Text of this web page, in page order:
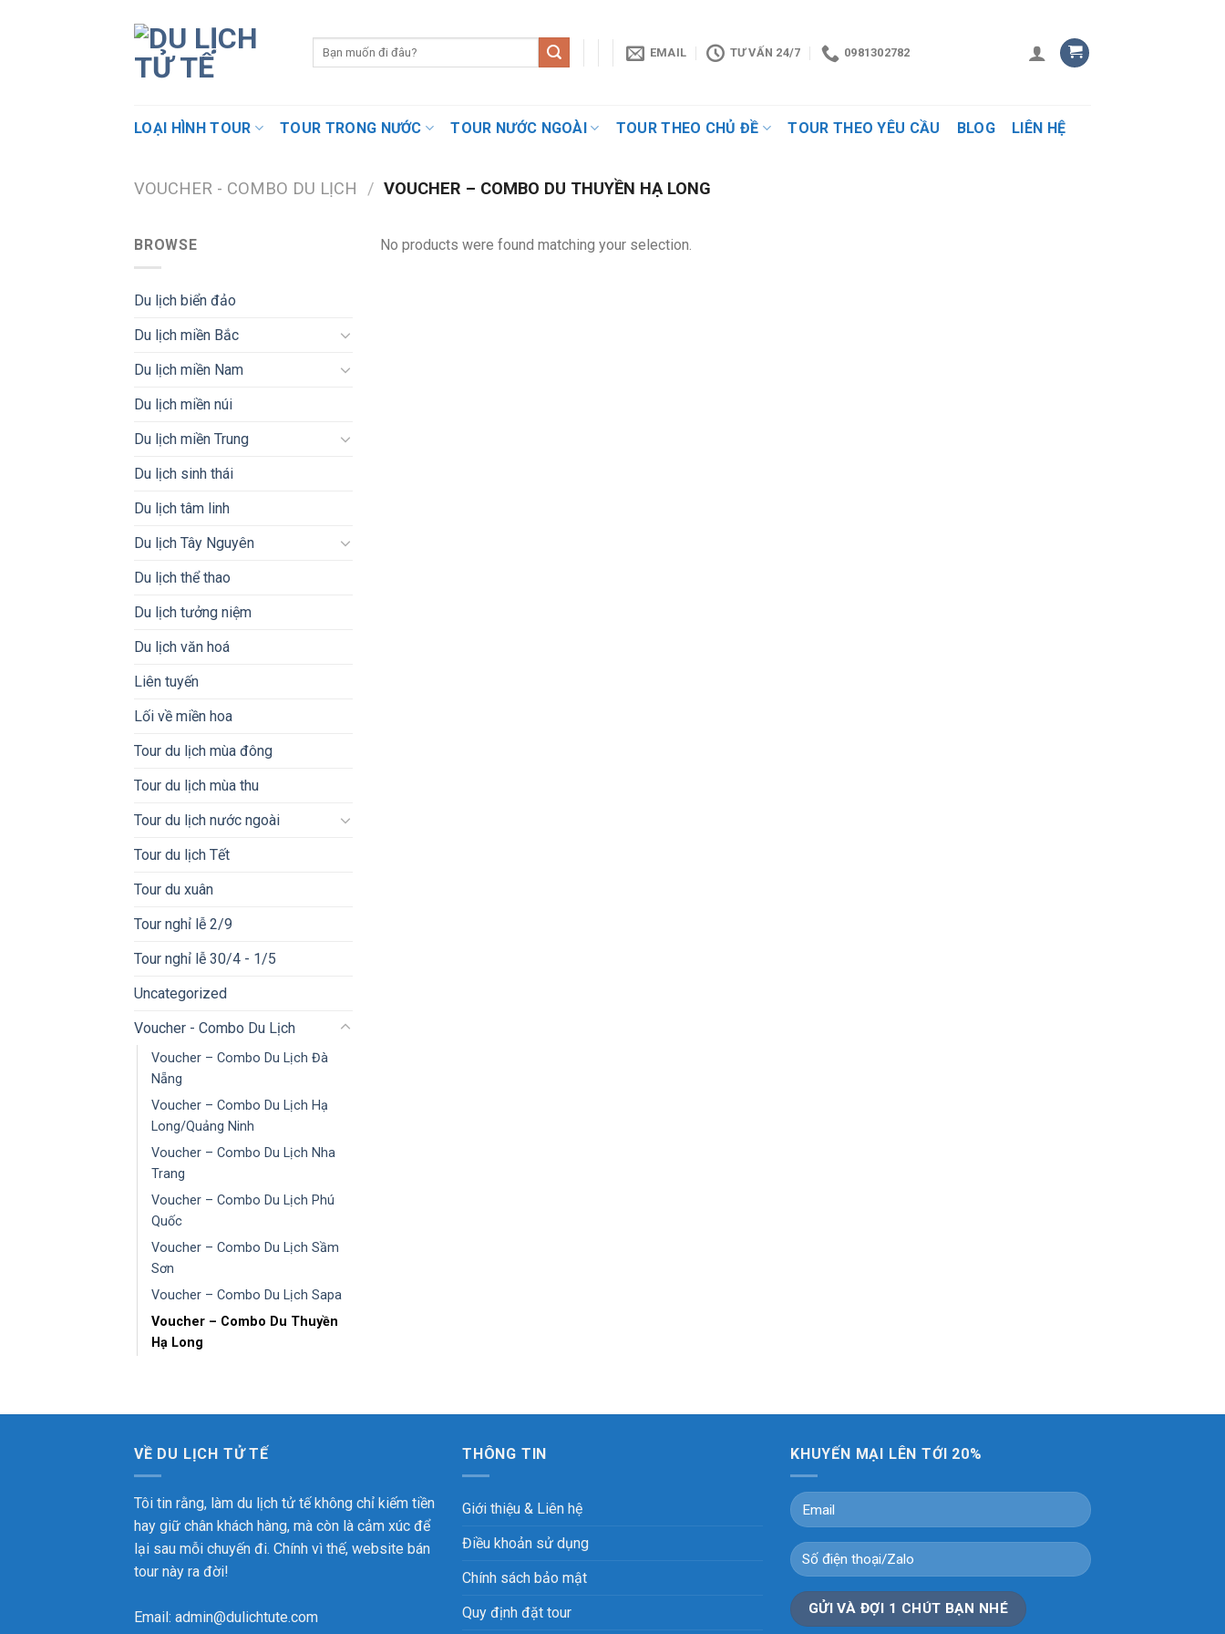
EMAIL TƯ VẤN 24/7 0981302782
LOẠI HÌNH TOUR TOUR TRONG NƯỚC TOUR NƯỚC NGOÀI TOUR THEO CHỦ ĐỀ TOUR THEO YÊU CẦU BLOG LIÊN HỆ
VOUCHER - COMBO DU LỊCH / VOUCHER – COMBO DU THUYỀN HẠ LONG
BROWSE
Du lịch biển đảo
Du lịch miền Bắc
Du lịch miền Nam
Du lịch miền núi
Du lịch miền Trung
Du lịch sinh thái
Du lịch tâm linh
Du lịch Tây Nguyên
Du lịch thể thao
Du lịch tưởng niệm
Du lịch văn hoá
Liên tuyến
Lối về miền hoa
Tour du lịch mùa đông
Tour du lịch mùa thu
Tour du lịch nước ngoài
Tour du lịch Tết
Tour du xuân
Tour nghỉ lễ 2/9
Tour nghỉ lễ 30/4 - 1/5
Uncategorized
Voucher - Combo Du Lịch
Voucher – Combo Du Lịch Đà
Nẵng
Voucher – Combo Du Lịch Hạ
Long/Quảng Ninh
Voucher – Combo Du Lịch Nha
Trang
Voucher – Combo Du Lịch Phú
Quốc
Voucher – Combo Du Lịch Sầm
Sơn
Voucher – Combo Du Lịch Sapa
Voucher – Combo Du Thuyền
Hạ Long
No products were found matching your selection.
VỀ DU LỊCH TỬ TẾ
Tôi tin rằng, làm du lịch tử tế không chỉ kiếm tiền
hay giữ chân khách hàng, mà còn là cảm xúc để
lại sau mỗi chuyến đi. Chính vì thế, website bán
tour này ra đời!
Email: admin@dulichtute.com
THÔNG TIN
Giới thiệu & Liên hệ
Điều khoản sử dụng
Chính sách bảo mật
Quy định đặt tour
KHUYẾN MẠI LÊN TỚI 20%